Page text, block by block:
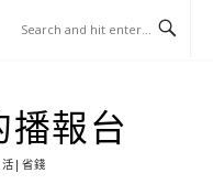
播報台
|省錢